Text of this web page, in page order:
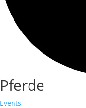
Pferde
Events